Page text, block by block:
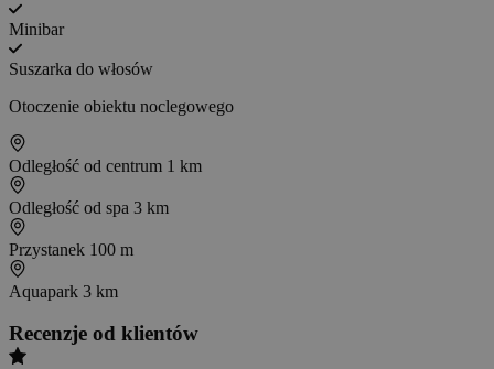
Minibar
Suszarka do włosów
Otoczenie obiektu noclegowego
Odległość od centrum 1 km
Odległość od spa 3 km
Przystanek 100 m
Aquapark 3 km
Recenzje od klientów